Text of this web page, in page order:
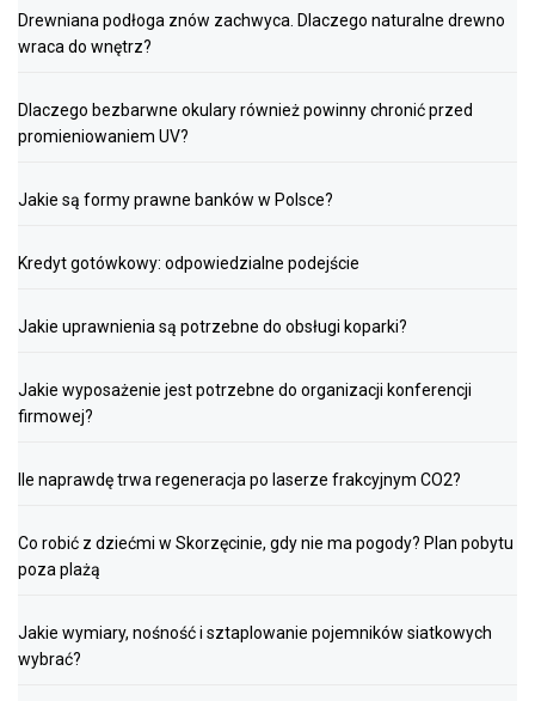
Drewniana podłoga znów zachwyca. Dlaczego naturalne drewno
wraca do wnętrz?
Dlaczego bezbarwne okulary również powinny chronić przed
promieniowaniem UV?
Jakie są formy prawne banków w Polsce?
Kredyt gotówkowy: odpowiedzialne podejście
Jakie uprawnienia są potrzebne do obsługi koparki?
Jakie wyposażenie jest potrzebne do organizacji konferencji
firmowej?
Ile naprawdę trwa regeneracja po laserze frakcyjnym CO2?
Co robić z dziećmi w Skorzęcinie, gdy nie ma pogody? Plan pobytu
poza plażą
Jakie wymiary, nośność i sztaplowanie pojemników siatkowych
wybrać?